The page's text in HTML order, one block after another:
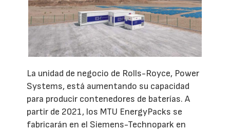
La unidad de negocio de Rolls-Royce, Power
Systems, está aumentando su capacidad
para producir contenedores de baterías. A
partir de 2021, los MTU EnergyPacks se
fabricarán en el Siemens-Technopark en